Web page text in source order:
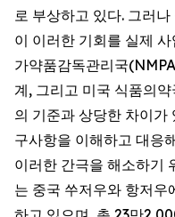
로 부상하고 있다. 그러
이 이러한 기회를 실제
가약품감독관리국
계, 그리고 미국 식품의
의 기준과 상당한 차이가
구사항을 이해하고 대응
이러한 간극을 해소하기
는 중국 쑤저우와 항저우